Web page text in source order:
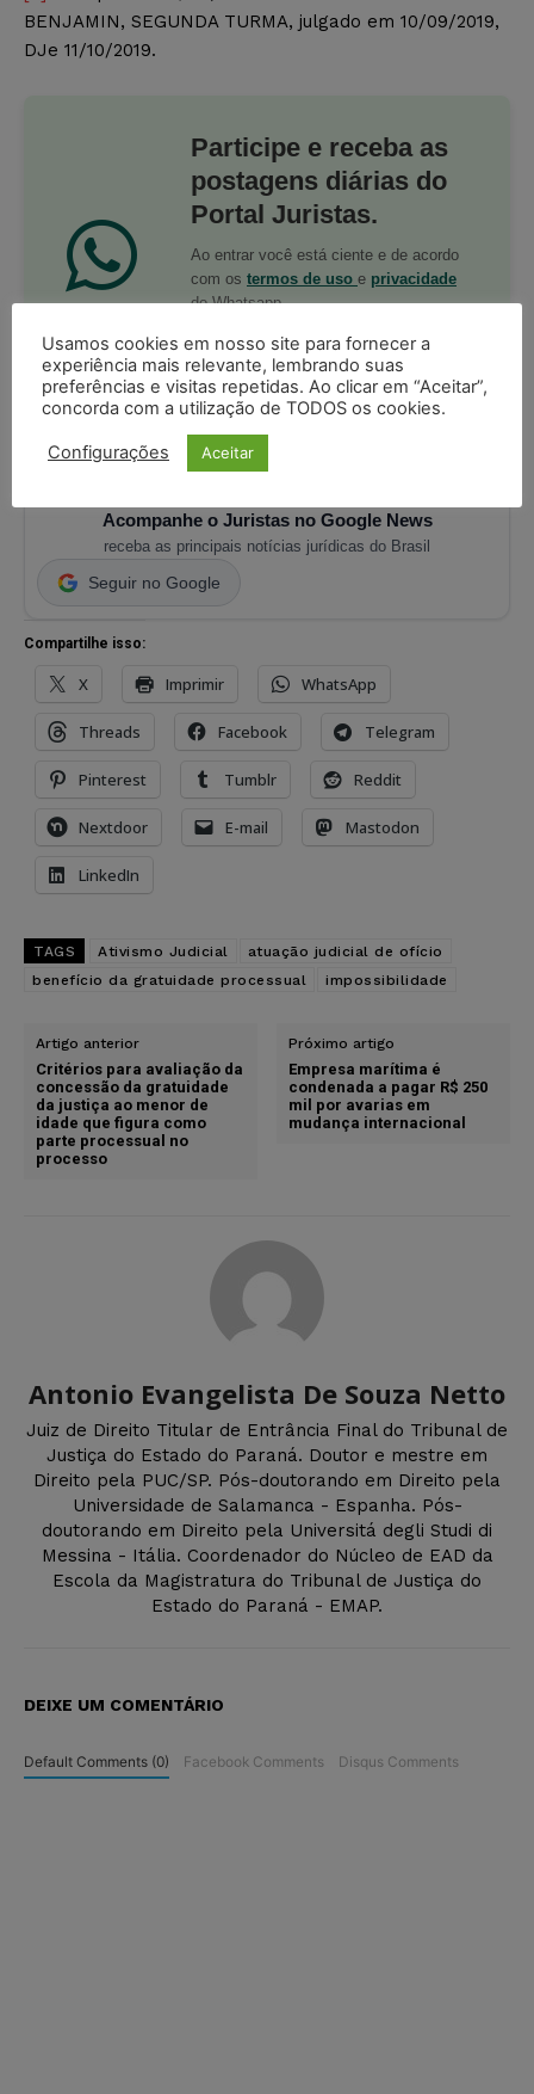
BENJAMIN, SEGUNDA TURMA, julgado em 10/09/2019,
DJe 11/10/2019.
Participe e receba as
postagens diárias do
Portal Juristas.
Ao entrar você está ciente e de acordo
com os termos de uso e privacidade
do Whatsapp.
PARTICIPE DO CANAL
Acompanhe o Juristas no Google News
receba as principais notícias jurídicas do Brasil
Seguir no Google
Compartilhe isso:
X Imprimir WhatsApp
Threads Facebook Telegram
Pinterest Tumblr Reddit
Nextdoor E-mail Mastodon
LinkedIn
TAGS Ativismo Judicial
atuação judicial de ofício
benefício da gratuidade processual
impossibilidade
Artigo anterior
Critérios para avaliação da
concessão da gratuidade
da justiça ao menor de
idade que figura como
parte processual no
processo
Próximo artigo
Empresa marítima é
condenada a pagar R$ 250
mil por avarias em
mudança internacional
Antonio Evangelista De Souza Netto
Juiz de Direito Titular de Entrância Final do Tribunal de
Justiça do Estado do Paraná. Doutor e mestre em
Direito pela PUC/SP. Pós-doutorando em Direito pela
Universidade de Salamanca - Espanha. Pós-
doutorando em Direito pela Universitá degli Studi di
Messina - Itália. Coordenador do Núcleo de EAD da
Escola da Magistratura do Tribunal de Justiça do
Estado do Paraná - EMAP.
DEIXE UM COMENTÁRIO
Default Comments (0) Facebook Comments Disqus Comments
Usamos cookies em nosso site para fornecer a
experiência mais relevante, lembrando suas
preferências e visitas repetidas. Ao clicar em “Aceitar”,
concorda com a utilização de TODOS os cookies.
Configurações Aceitar